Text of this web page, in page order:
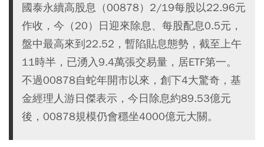
國泰永續高股息（00878）2/19每股以22.96元
作收，今（20）日迎來除息、每股配息0.5元，
盤中最高來到22.52，暫陷貼息態勢，截至上午
11時半，已湧入9.4萬張交易量，居ETF第一。
不過00878自蛇年開市以來，創下4大驚奇，基
金經理人游日傑表示，今日除息約89.53億元
後，00878規模仍會穩坐4000億元大關。